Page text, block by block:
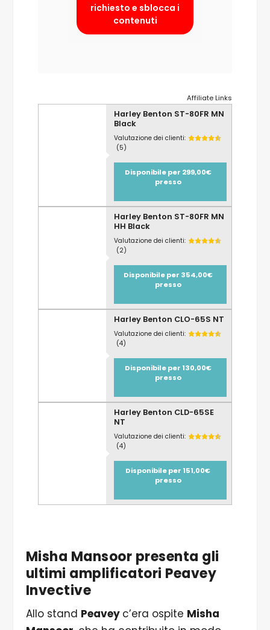
richiesto e sblocca i
contenuti
Affiliate Links
Harley Benton ST-80FR MN
Black
Valutazione dei clienti:
(5)
Disponibile per 299,00€
presso
Harley Benton ST-80FR MN
HH Black
Valutazione dei clienti:
(2)
Disponibile per 354,00€
presso
Harley Benton CLO-65S NT
Valutazione dei clienti:
(4)
Disponibile per 130,00€
presso
Harley Benton CLD-65SE
NT
Valutazione dei clienti:
(4)
Disponibile per 151,00€
presso
Misha Mansoor presenta gli
ultimi amplificatori Peavey
Invective
Allo stand Peavey c’era ospite Misha